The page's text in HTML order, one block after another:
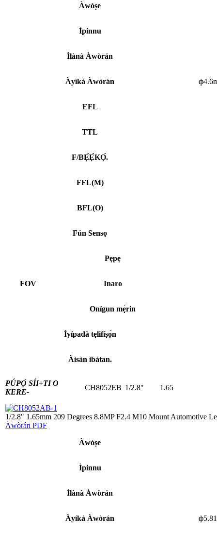
Àwòṣe
Ìpinnu
Ìlànà Àwòrán
Àyíká Àwòrán
EFL
TTL
F/BẸ́Ẹ̀KỌ́.
FFL(M)
BFL(O)
Fún Sensọ
FOV
Pẹpẹ
Inaro
Onígun mẹ́rin
Ìyípadà tẹlifíṣọ̀n
Àìsàn ìbátan.
PÚPỌ̀ SÍI+TI O
KERE-
CH8052EB 1/2.8" 1.65
1/2.8" 1.65mm 209 Degrees 8.8MP F2.4 M10 Mount Automotive
Àwòrán PDF
Àwòṣe
Ìpinnu
Ìlànà Àwòrán
Àyíká Àwòrán